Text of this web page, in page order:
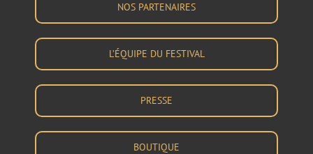
NOS PARTENAIRES
L’ÉQUIPE DU FESTIVAL
PRESSE
BOUTIQUE